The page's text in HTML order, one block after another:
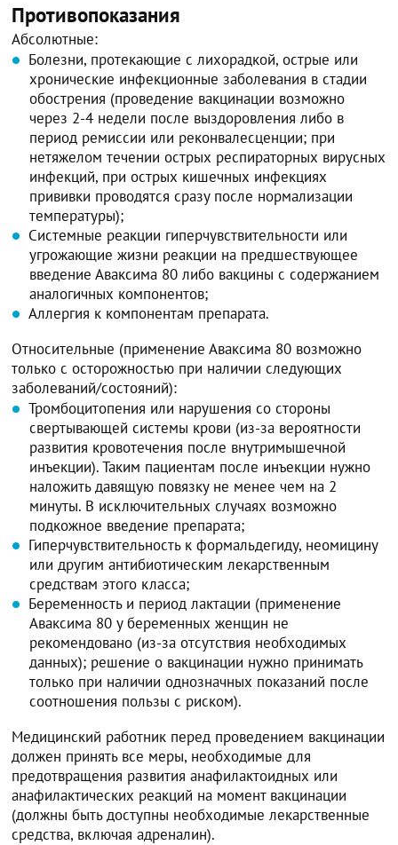
Противопоказания
Абсолютные:
Болезни, протекающие с лихорадкой, острые или
хронические инфекционные заболевания в стадии
обострения (проведение вакцинации возможно
через 2-4 недели после выздоровления либо в
период ремиссии или реконвалесценции; при
нетяжелом течении острых респираторных вирусных
инфекций, при острых кишечных инфекциях
прививки проводятся сразу после нормализации
температуры);
Системные реакции гиперчувствительности или
угрожающие жизни реакции на предшествующее
введение Аваксима 80 либо вакцины с содержанием
аналогичных компонентов;
Аллергия к компонентам препарата.
Относительные (применение Аваксима 80 возможно
только с осторожностью при наличии следующих
заболеваний/состояний):
Тромбоцитопения или нарушения со стороны
свертывающей системы крови (из-за вероятности
развития кровотечения после внутримышечной
инъекции). Таким пациентам после инъекции нужно
наложить давящую повязку не менее чем на 2
минуты. В исключительных случаях возможно
подкожное введение препарата;
Гиперчувствительность к формальдегиду, неомицину
или другим антибиотическим лекарственным
средствам этого класса;
Беременность и период лактации (применение
Аваксима 80 у беременных женщин не
рекомендовано (из-за отсутствия необходимых
данных); решение о вакцинации нужно принимать
только при наличии однозначных показаний после
соотношения пользы с риском).
Медицинский работник перед проведением вакцинации
должен принять все меры, необходимые для
предотвращения развития анафилактоидных или
анафилактических реакций на момент вакцинации
(должны быть доступны необходимые лекарственные
средства, включая адреналин).